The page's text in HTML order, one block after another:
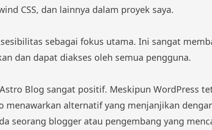
CSS, dan lainnya dalam proyek saya.
sebagai fokus utama. Ini sangat
dan dapat diakses oleh semua pengguna.
Blog sangat positif. Meskipun WordPress
menawarkan alternatif yang menjanjikan
seorang blogger atau pengembang yang